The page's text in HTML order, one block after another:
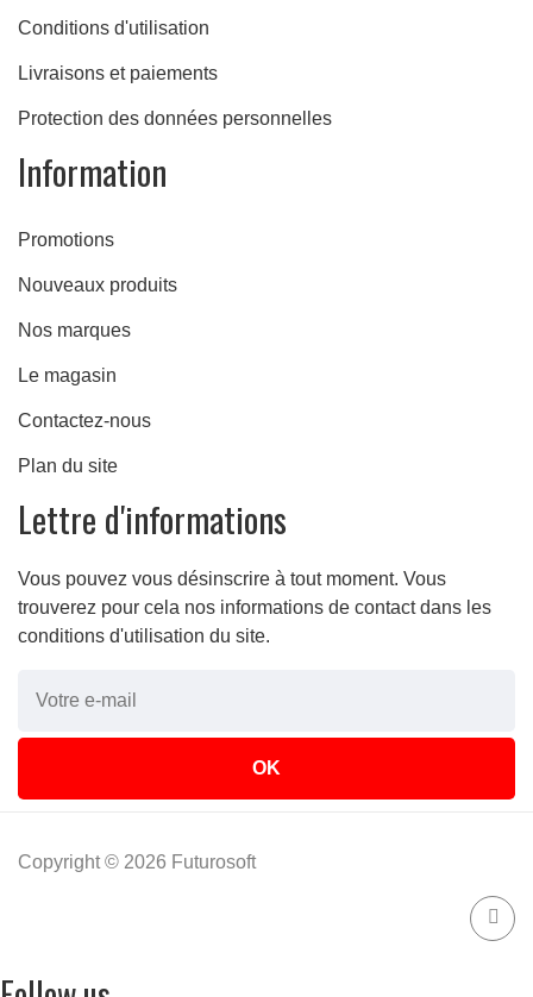
Conditions d'utilisation
Livraisons et paiements
Protection des données personnelles
Information
Promotions
Nouveaux produits
Nos marques
Le magasin
Contactez-nous
Plan du site
Lettre d'informations
Vous pouvez vous désinscrire à tout moment. Vous
trouverez pour cela nos informations de contact dans les
conditions d'utilisation du site.
Copyright © 2026 Futurosoft